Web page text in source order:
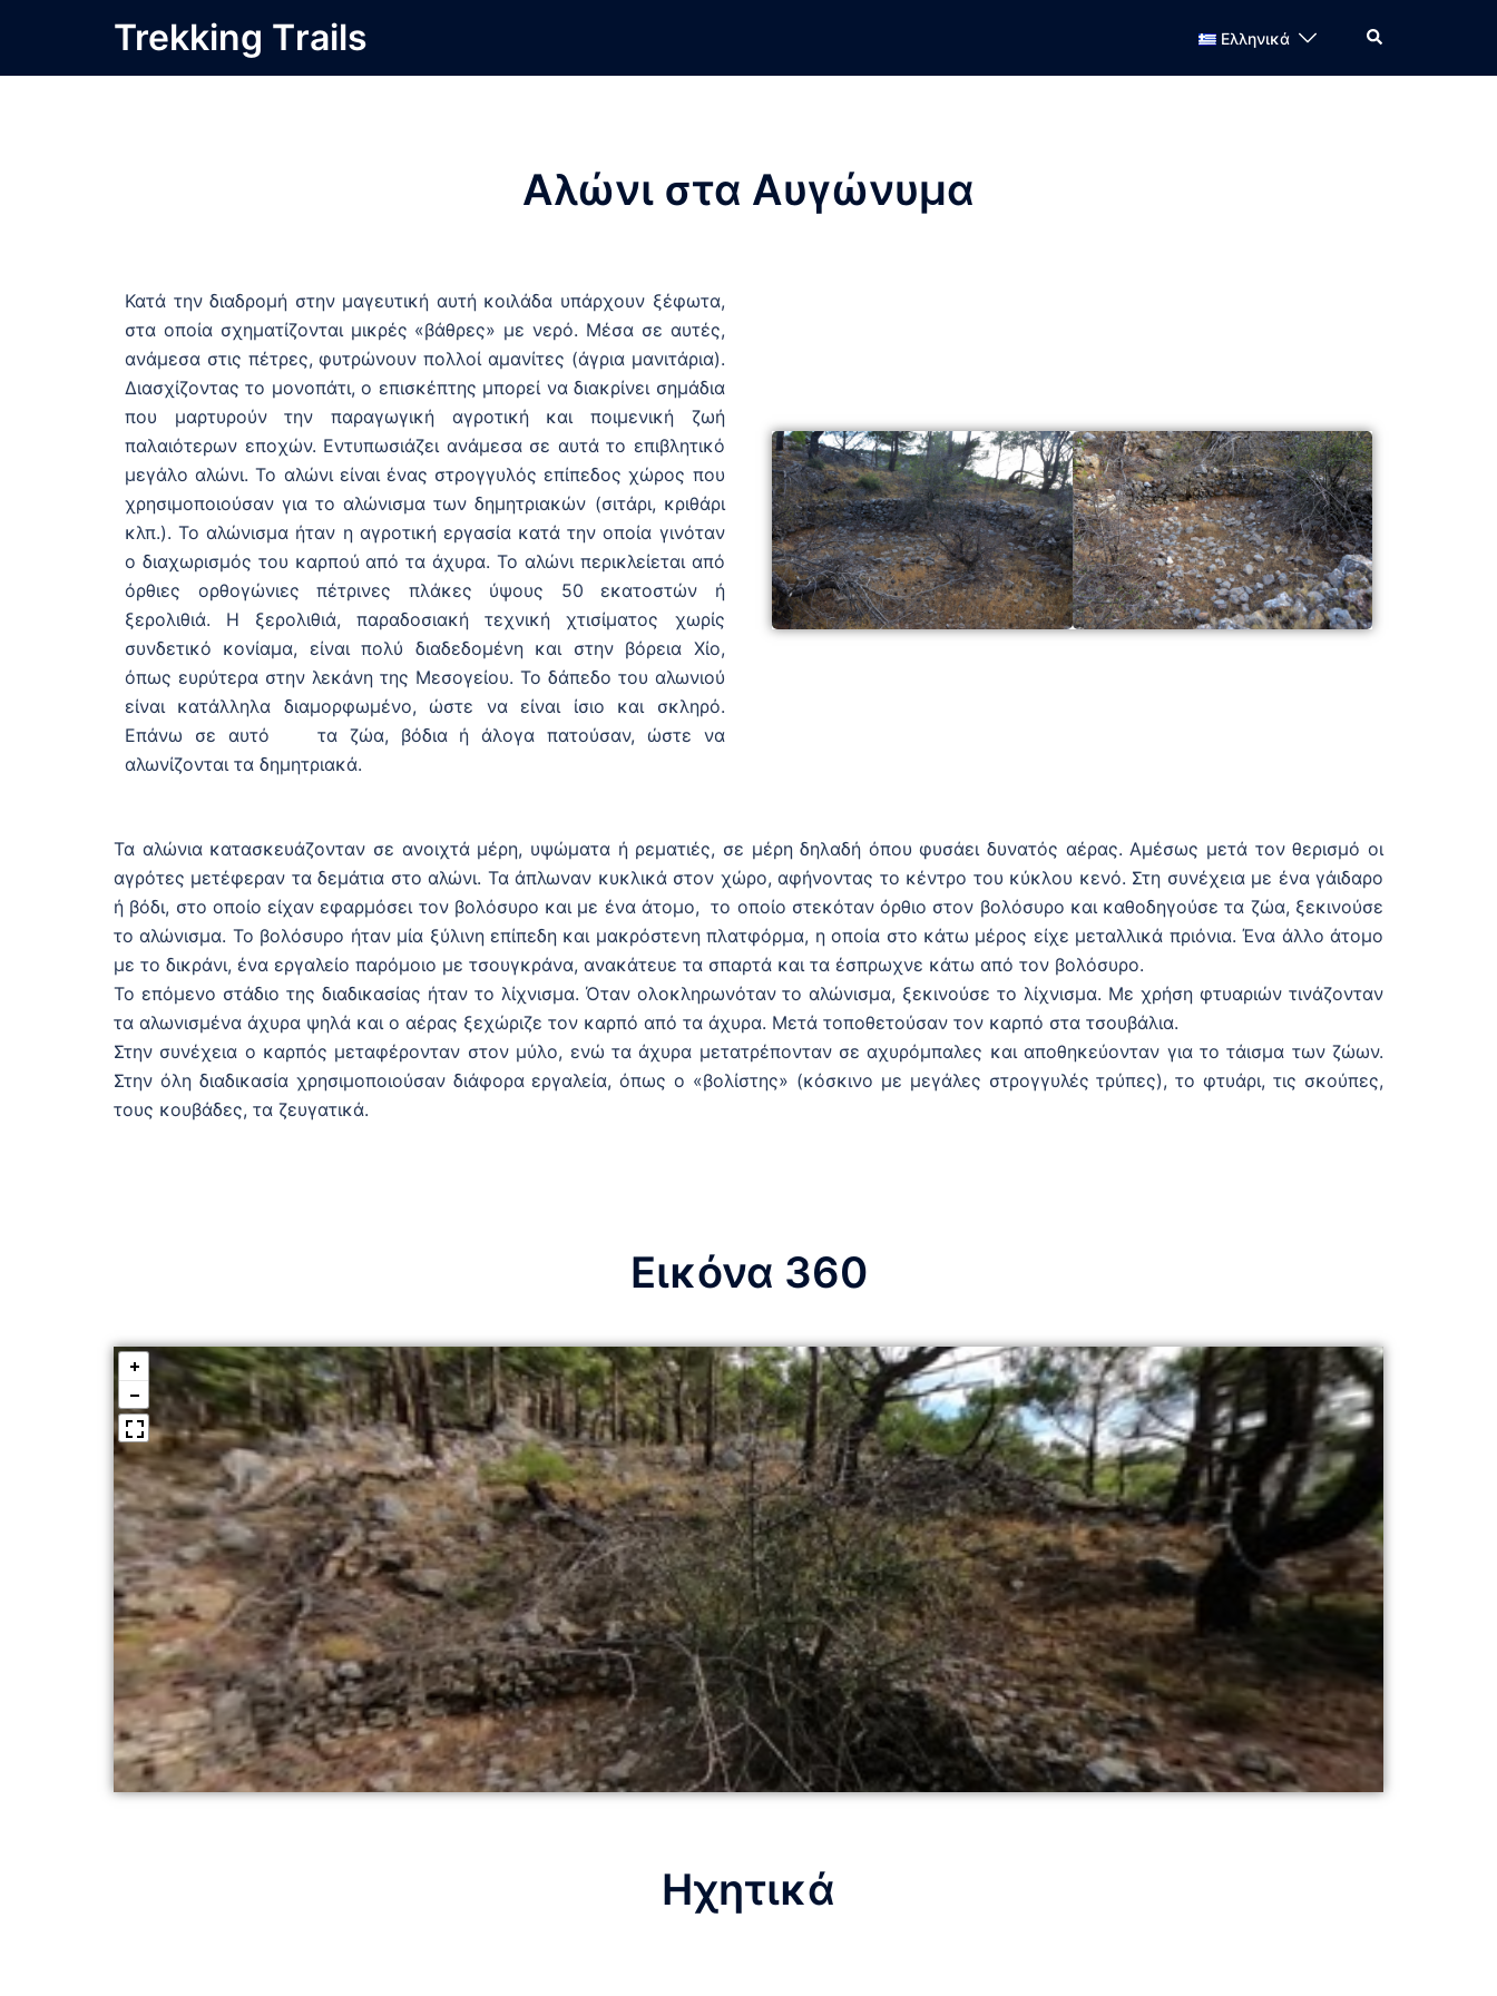
Trekking Τrails Ελληνικά
Αλώνι στα Αυγώνυμα
Κατά την διαδρομή στην μαγευτική αυτή κοιλάδα υπάρχουν ξέφωτα,
στα οποία σχηματίζονται μικρές «βάθρες» με νερό. Μέσα σε αυτές,
ανάμεσα στις πέτρες, φυτρώνουν πολλοί αμανίτες (άγρια μανιτάρια).
Διασχίζοντας το μονοπάτι, ο επισκέπτης μπορεί να διακρίνει σημάδια
που μαρτυρούν την παραγωγική αγροτική και ποιμενική ζωή
παλαιότερων εποχών. Εντυπωσιάζει ανάμεσα σε αυτά το επιβλητικό
μεγάλο αλώνι. Το αλώνι είναι ένας στρογγυλός επίπεδος χώρος που
χρησιμοποιούσαν για το αλώνισμα των δημητριακών (σιτάρι, κριθάρι
κλπ.). Το αλώνισμα ήταν η αγροτική εργασία κατά την οποία γινόταν
ο διαχωρισμός του καρπού από τα άχυρα. Το αλώνι περικλείεται από
όρθιες ορθογώνιες πέτρινες πλάκες ύψους 50 εκατοστών ή
ξερολιθιά. Η ξερολιθιά, παραδοσιακή τεχνική χτισίματος χωρίς
συνδετικό κονίαμα, είναι πολύ διαδεδομένη και στην βόρεια Χίο,
όπως ευρύτερα στην λεκάνη της Μεσογείου. Το δάπεδο του αλωνιού
είναι κατάλληλα διαμορφωμένο, ώστε να είναι ίσιο και σκληρό.
Επάνω σε αυτό τα ζώα, βόδια ή άλογα πατούσαν, ώστε να
αλωνίζονται τα δημητριακά.
Τα αλώνια κατασκευάζονταν σε ανοιχτά μέρη, υψώματα ή ρεματιές, σε μέρη δηλαδή όπου φυσάει δυνατός αέρας. Αμέσως μετά τον θερισμό οι
αγρότες μετέφεραν τα δεμάτια στο αλώνι. Τα άπλωναν κυκλικά στον χώρο, αφήνοντας το κέντρο του κύκλου κενό. Στη συνέχεια με ένα γάιδαρο
ή βόδι, στο οποίο είχαν εφαρμόσει τον βολόσυρο και με ένα άτομο, το οποίο στεκόταν όρθιο στον βολόσυρο και καθοδηγούσε τα ζώα, ξεκινούσε
το αλώνισμα. Το βολόσυρο ήταν μία ξύλινη επίπεδη και μακρόστενη πλατφόρμα, η οποία στο κάτω μέρος είχε μεταλλικά πριόνια. Ένα άλλο άτομο
με το δικράνι, ένα εργαλείο παρόμοιο με τσουγκράνα, ανακάτευε τα σπαρτά και τα έσπρωχνε κάτω από τον βολόσυρο.
Το επόμενο στάδιο της διαδικασίας ήταν το λίχνισμα. Όταν ολοκληρωνόταν το αλώνισμα, ξεκινούσε το λίχνισμα. Με χρήση φτυαριών τινάζονταν
τα αλωνισμένα άχυρα ψηλά και ο αέρας ξεχώριζε τον καρπό από τα άχυρα. Μετά τοποθετούσαν τον καρπό στα τσουβάλια.
Στην συνέχεια ο καρπός μεταφέρονταν στον μύλο, ενώ τα άχυρα μετατρέπονταν σε αχυρόμπαλες και αποθηκεύονταν για το τάισμα των ζώων.
Στην όλη διαδικασία χρησιμοποιούσαν διάφορα εργαλεία, όπως ο «βολίστης» (κόσκινο με μεγάλες στρογγυλές τρύπες), το φτυάρι, τις σκούπες,
τους κουβάδες, τα ζευγατικά.
Εικόνα 360
Ηχητικά